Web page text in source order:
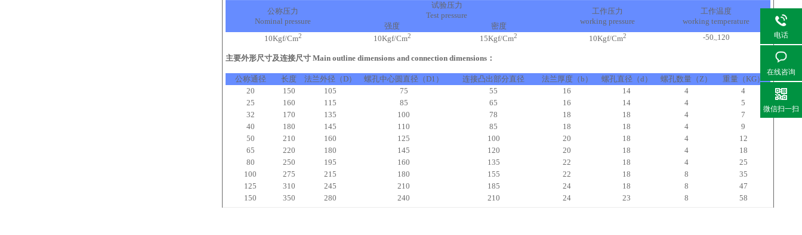
公称压力
Nominal pressure
试验压力
Test pressure
工作压力
working pressure
工作温度
working temperature
强度
密度
10Kgf/Cm2 10Kgf/Cm2 15Kgf/Cm2 10Kgf/Cm2 -50~120
主要外形尺寸及连接尺寸 Main outline dimensions and connection dimensions：
公称通径 长度 法兰外径（D） 螺孔中心圆直径（D1） 连接凸出部分直径 法兰厚度（b） 螺孔直径（d） 螺孔数量（Z）
重量（KG）
20
150 105 75 55 16 14 4
4
25
160 115 85 65 16 14 4
5
32
170 135 100 78 18 18 4
7
40
180 145 110 85 18 18 4
9
50
210 160 125 100 20 18 4
12
65
220 180 145 120 20 18 4
18
80
250 195 160 135 22 18 4
25
100
275 215 180 155 22 18 8
35
125
310 245 210 185 24 18 8
47
150
350 280 240 210 24 23 8 58
电话
在线咨询
微信扫一扫